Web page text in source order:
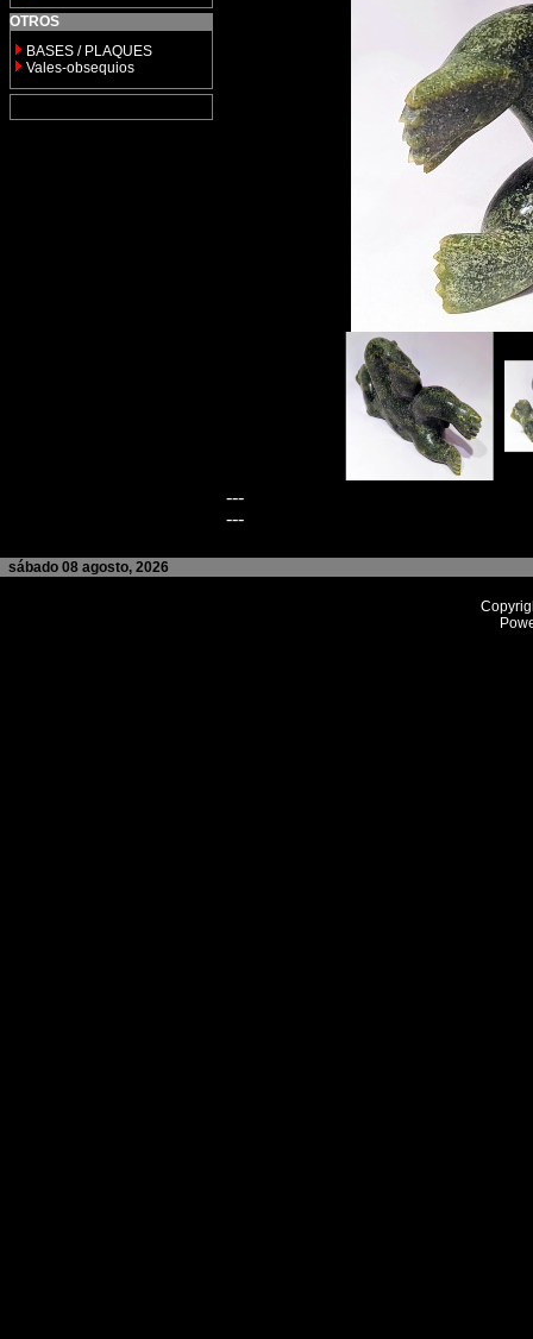
OTROS
BASES / PLAQUES
Vales-obsequios
---
---
sábado 08 agosto, 2026